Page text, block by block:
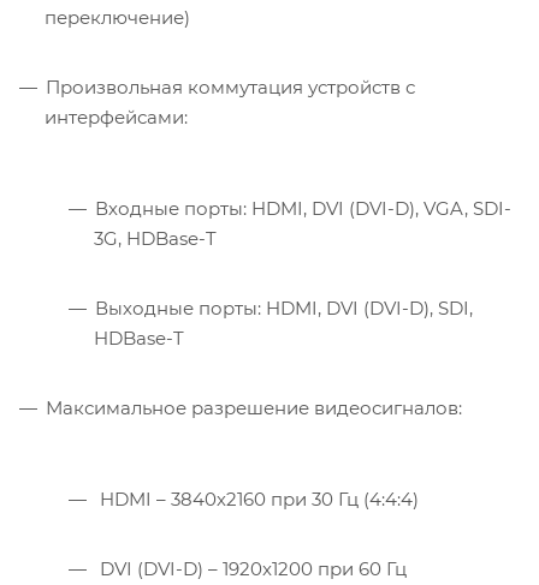
переключение)
Произвольная коммутация устройств с
интерфейсами:
Входные порты: HDMI, DVI (DVI-D), VGA, SDI-
3G, HDBase-T
Выходные порты: HDMI, DVI (DVI-D), SDI,
HDBase-T
Максимальное разрешение видеосигналов:
HDMI – 3840х2160 при 30 Гц (4:4:4)
DVI (DVI-D) – 1920x1200 при 60 Гц